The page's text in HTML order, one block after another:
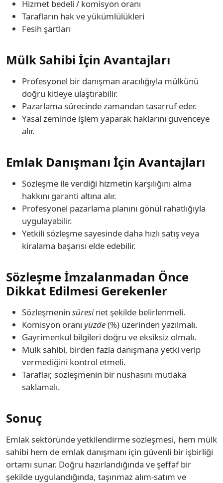
Hizmet bedeli / komisyon oranı
Tarafların hak ve yükümlülükleri
Fesih şartları
Mülk Sahibi İçin Avantajları
Profesyonel bir danışman aracılığıyla mülkünü
doğru kitleye ulaştırabilir.
Pazarlama sürecinde zamandan tasarruf eder.
Yasal zeminde işlem yaparak haklarını güvenceye
alır.
Emlak Danışmanı İçin Avantajları
Sözleşme ile verdiği hizmetin karşılığını alma
hakkını garanti altına alır.
Profesyonel pazarlama planını gönül rahatlığıyla
uygulayabilir.
Yetkili sözleşme sayesinde daha hızlı satış veya
kiralama başarısı elde edebilir.
Sözleşme İmzalanmadan Önce
Dikkat Edilmesi Gerekenler
Sözleşmenin süresinet şekilde belirlenmeli.
Komisyon oranı yüzde(%) üzerinden yazılmalı.
Gayrimenkul bilgileri doğru ve eksiksiz olmalı.
Mülk sahibi, birden fazla danışmana yetki verip
vermediğini kontrol etmeli.
Taraflar, sözleşmenin bir nüshasını mutlaka
saklamalı.
Sonuç
Emlak sektöründe yetkilendirme sözleşmesi, hem mülk
sahibi hem de emlak danışmanı için güvenli bir işbirliği
ortamı sunar. Doğru hazırlandığında ve şeffaf bir
şekilde uygulandığında, taşınmaz alım-satım ve